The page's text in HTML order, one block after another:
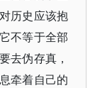
历史应该抱
不等于全部
去伪存真，
牵着自己的